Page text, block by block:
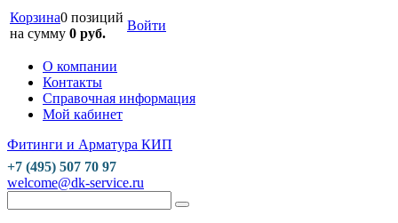
Корзина0 позиций
на сумму 0 руб.
Войти
О компании
Контакты
Справочная информация
Мой кабинет
Фитинги и Арматура КИП
+7 (495) 507 70 97
welcome@dk-service.ru